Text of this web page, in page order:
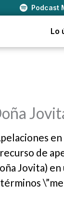
Podcast
Lo
de
Jovita)